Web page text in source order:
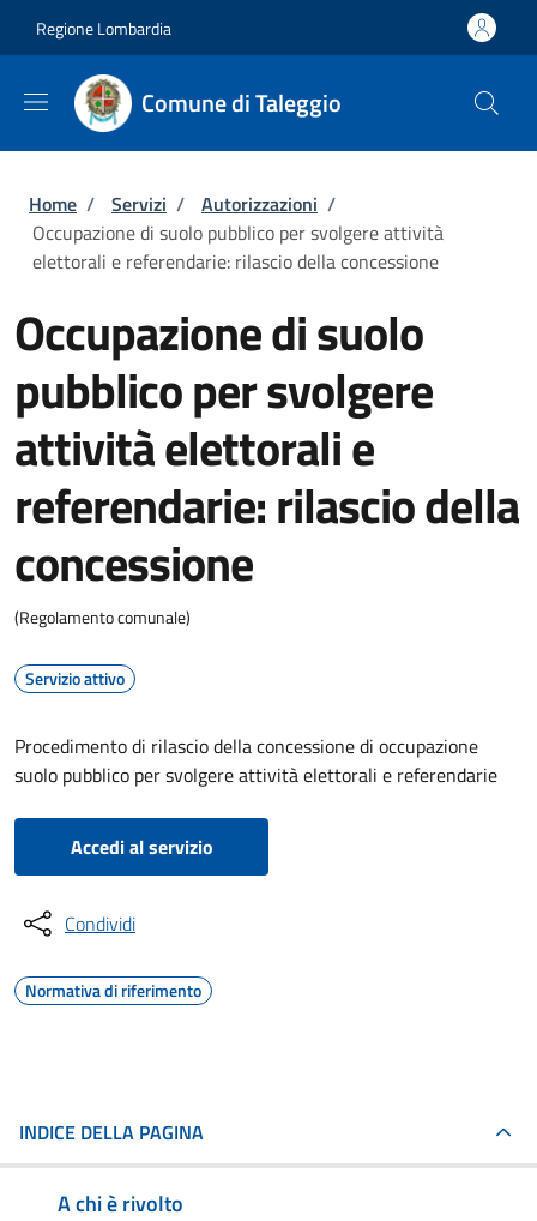
Regione Lombardia
Comune di Taleggio
Briciole di pane
Home / Servizi / Autorizzazioni /
Occupazione di suolo pubblico per svolgere attività
elettorali e referendarie: rilascio della concessione
Occupazione di suolo
pubblico per svolgere
attività elettorali e
referendarie: rilascio della
concessione
(Regolamento comunale)
Servizio attivo
Procedimento di rilascio della concessione di occupazione
suolo pubblico per svolgere attività elettorali e referendarie
Accedi al servizio
Condividi
Normativa di riferimento
INDICE DELLA PAGINA
A chi è rivolto